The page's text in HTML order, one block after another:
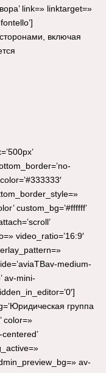
link=» linktarget=»
включая
custom_bg=’#ffffff’
video_ratio=’16:9′
medium-
av-mini-
группа
color=»
av-